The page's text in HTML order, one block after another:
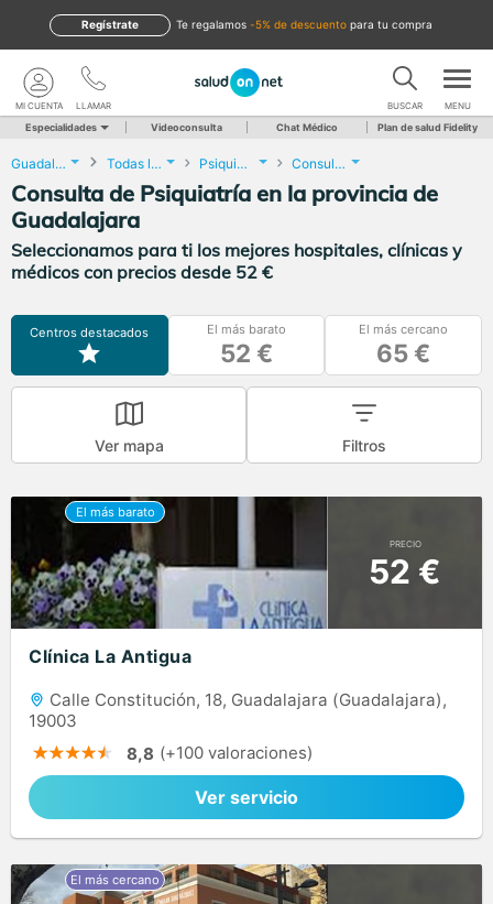
te regalamos -5% de descuento para tu compra
Regístrate
LLAMAR
MI CUENTA BUSCAR MENU
Especialidades Videoconsulta Chat Médico Plan de salud Fidelity
Guadalajara Todas las localidades Psiquiatría Consulta de Psiquiatría
Consulta de Psiquiatría en la provincia de
Guadalajara
Seleccionamos para ti los mejores hospitales, clínicas y
médicos con precios desde 52 €
Centros destacados El más barato
52 €
El más cercano
65 €
Ver mapa Filtros
PRECIO
52 €
Clínica La Antigua
Calle Constitución, 18, Guadalajara (Guadalajara),
19003
8,8 (+100 valoraciones)
Ver servicio